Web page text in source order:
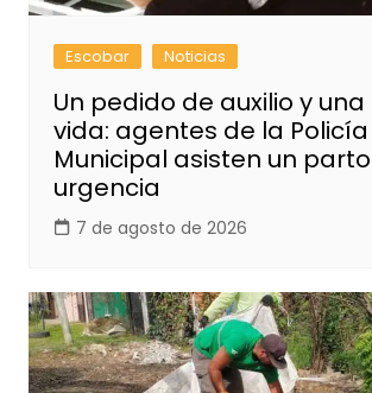
Escobar Noticias
Un pedido de auxilio y una
vida: agentes de la Policía
Municipal asisten un
urgencia
7 de agosto de 2026